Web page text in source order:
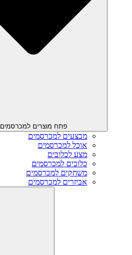
פתח מוצרים למכרסמים
מבצעים למכרסמים
אוכל למכרסמים
מצע לכלובים
כלובים למכרסמים
משחקים למכרסמים
אביזרים למכרסמים